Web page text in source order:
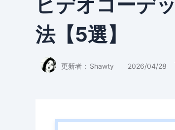
法【5選】
更新者： Shawty 2026/04/28